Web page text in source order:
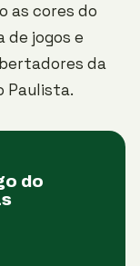
as cores do
de jogos e
da
Paulista.
do